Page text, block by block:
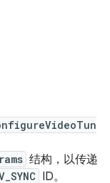
结构，以传递
ID。